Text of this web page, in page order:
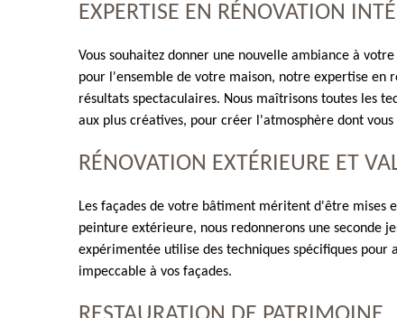
EXPERTISE EN RÉNOVATION
Vous souhaitez donner une nouvelle ambiance à
pour l'ensemble de votre maison, notre expertise en
résultats spectaculaires. Nous maîtrisons toutes les
aux plus créatives, pour créer l'atmosphère dont vous
RÉNOVATION EXTÉRIEURE ET
Les façades de votre bâtiment méritent d'être mises
peinture extérieure, nous redonnerons une seconde
expérimentée utilise des techniques spécifiques
impeccable à vos façades.